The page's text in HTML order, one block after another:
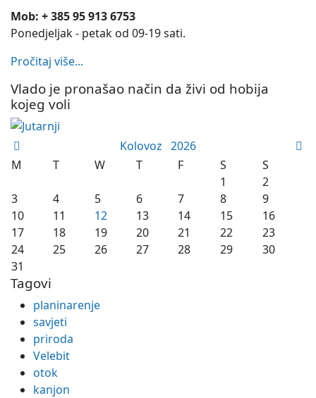
Mob: + 385 95 913 6753
Ponedjeljak - petak od 09-19 sati.
Pročitaj više...
Vlado je pronašao način da živi od hobija
kojeg voli
Kolovoz 2026
M
T W T F S
S
1
2
3
4 5 6 7 8
9
10
11 12 13 14 15
16
17
18 19 20 21 22
23
24
25 26 27 28 29
30
31
Tagovi
planinarenje
savjeti
priroda
Velebit
otok
kanjon